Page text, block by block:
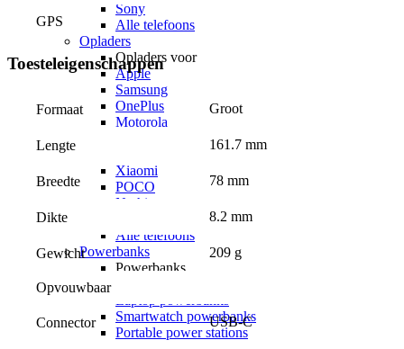
Sony
Alle telefoons
Opladers
Opladers voor
Apple
Samsung
OnePlus
Motorola
Xiaomi
POCO
Nothing
Alle telefoons
Powerbanks
Powerbanks
Smartwatch powerbanks
Portable power stations
GPS
Toesteleigenschappen
Formaat Groot
Lengte 161.7 mm
Breedte 78 mm
Dikte 8.2 mm
Gewicht 209 g
Opvouwbaar
Connector USB-C